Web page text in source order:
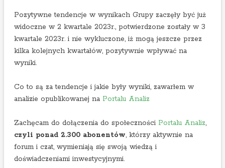
ć
w
y
n
i
–
d
y
c
j
Pozytywne tendencje w wynikach Grupy zaczęły być już
widoczne w 2 kwartale 2023r., potwierdzone zostały w 3
kwartale 2023r. i nie wykluczone, iż mogą jeszcze przez
kilka kolejnych kwartałów, pozytywnie wpływać na
wyniki.
Co to są za tendencje i jakie były wyniki, zawarłem w
analizie opublikowanej na Portalu Analiz
Zachęcam do dołączenia do społeczności Portalu Analiz,
czyli ponad 2.300 abonentów, którzy aktywnie na
forum i czat, wymieniają się swoją wiedzą i
doświadczeniami inwestycyjnymi.